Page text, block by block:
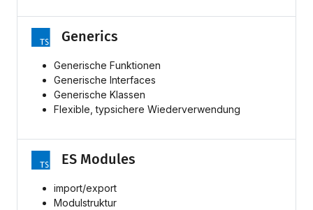
Generics
Generische Funktionen
Generische Interfaces
Generische Klassen
Flexible, typsichere Wiederverwendung
ES Modules
import/export
Modulstruktur